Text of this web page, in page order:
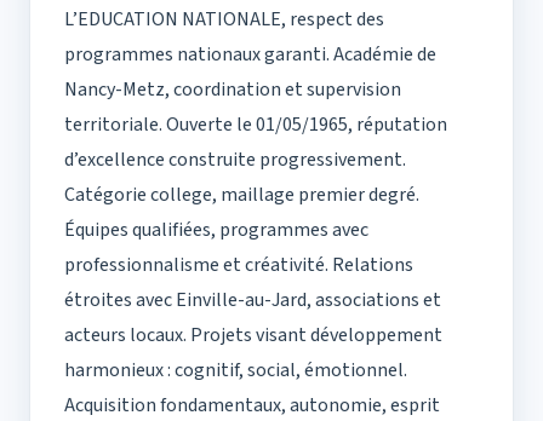
L’EDUCATION NATIONALE, respect des
programmes nationaux garanti. Académie de
Nancy-Metz, coordination et supervision
territoriale. Ouverte le 01/05/1965, réputation
d’excellence construite progressivement.
Catégorie college, maillage premier degré.
Équipes qualifiées, programmes avec
professionnalisme et créativité. Relations
étroites avec Einville-au-Jard, associations et
acteurs locaux. Projets visant développement
harmonieux : cognitif, social, émotionnel.
Acquisition fondamentaux, autonomie, esprit